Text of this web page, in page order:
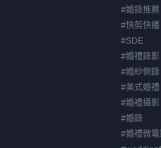
#婚錄推薦
#快剪快播
#SDE
#婚禮錄影
#婚紗側錄
#美式婚禮
#婚禮攝影
#婚錄
#婚禮微電